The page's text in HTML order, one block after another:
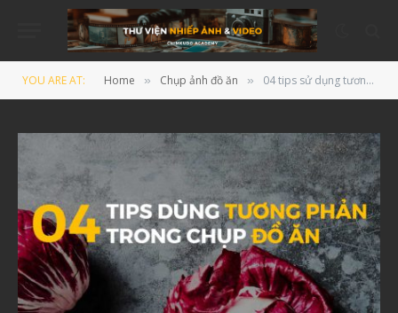
YOU ARE AT: Home » Chụp ảnh đồ ăn » 04 tips sử dụng tương phản trong chụp food